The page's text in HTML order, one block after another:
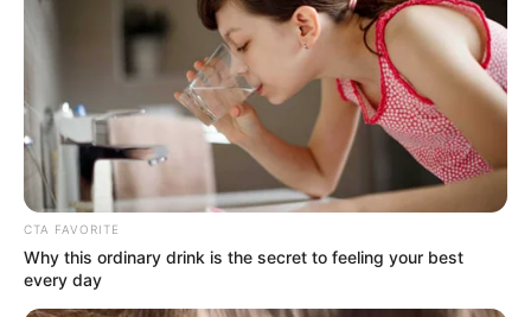
CTA FAVORITE
Why this ordinary drink is the secret to feeling your best
every day